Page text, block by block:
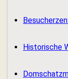
Historische